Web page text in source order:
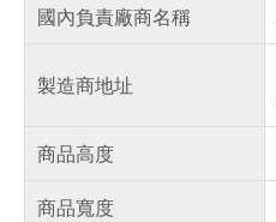
國內負責廠商名稱
製造商地址
商品高度
商品寬度